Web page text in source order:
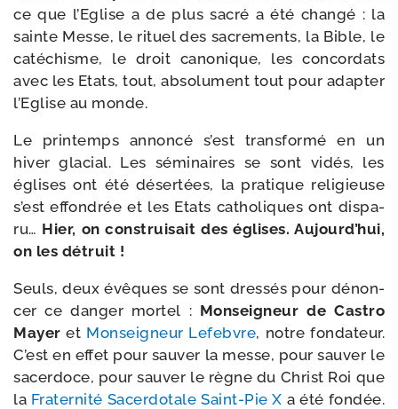
ce que l’Eglise a de plus sacré a été chan­gé : la
sainte Messe, le rituel des sacre­ments, la Bible, le
caté­chisme, le droit cano­nique, les concor­dats
avec les Etats, tout, abso­lu­ment tout pour adap­ter
l’Eglise au monde.
Le prin­temps annon­cé s’est trans­for­mé en un
hiver gla­cial. Les sémi­naires se sont vidés, les
églises ont été déser­tées, la pra­tique reli­gieuse
s’est effon­drée et les Etats catho­liques ont dis­pa­
ru… Hier, on construi­sait des églises. Aujourd’hui,
on les détruit !
Seuls, deux évêques se sont dres­sés pour dénon­
cer ce dan­ger mor­tel : Monseigneur de Castro
Mayer et Monseigneur Lefebvre, notre fon­da­teur.
C’est en effet pour sau­ver la messe, pour sau­ver le
sacer­doce, pour sau­ver le règne du Christ Roi que
la Fraternité Sacerdotale Saint-​Pie X a été fon­dée.